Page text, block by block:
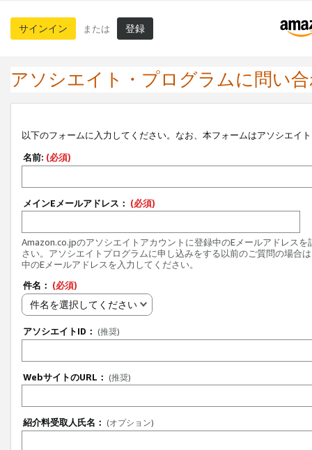
サインイン または 登録
アソシエイト・プログラムに問い
以下のフォームに入力してください。なお、本フォームはアソシエイ
名前: (必須)
メインEメールアドレス： (必須)
Amazon.co.jpのアソシエイトアカウントに登録中のEメールアドレスを
さい。アソシエイトプログラムに申し込みをする以前のご質問の場合
中のEメールアドレスを入力してください。
件名： (必須)
件名を選択してください
アソシエイトID： (推奨)
WebサイトのURL： (推奨)
紹介料受取人氏名： (オプション)